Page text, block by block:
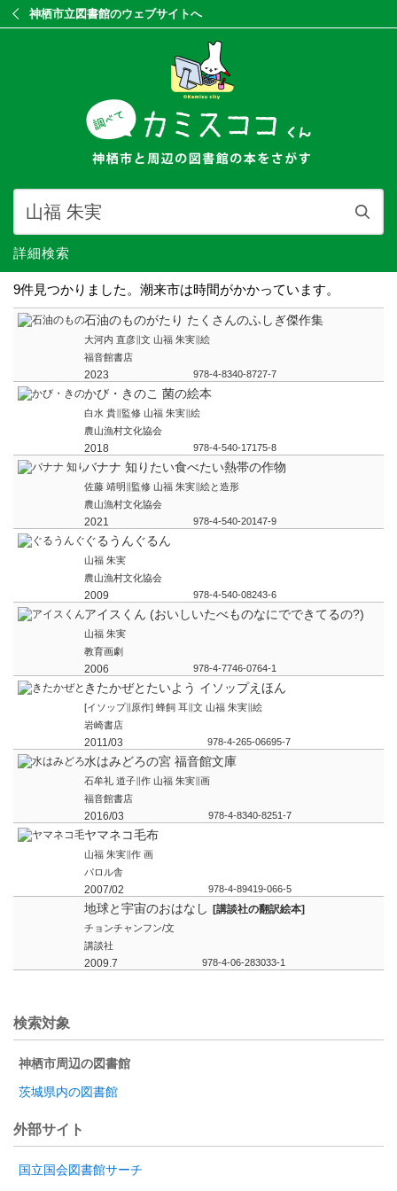
神栖市立図書館のウェブサイトへ
詳細検索
9件見つかりました。潮来市は時間がかかっています。
石油のものがたり たくさんのふしぎ傑作集
大河内 直彦∥文 山福 朱実∥絵
福音館書店
2023 978-4-8340-8727-7
かび・きのこ 菌の絵本
白水 貴∥監修 山福 朱実∥絵
農山漁村文化協会
2018 978-4-540-17175-8
バナナ 知りたい食べたい熱帯の作物
佐藤 靖明∥監修 山福 朱実∥絵と造形
農山漁村文化協会
2021 978-4-540-20147-9
ぐるうんぐるん
山福 朱実
農山漁村文化協会
2009 978-4-540-08243-6
アイスくん (おいしいたべものなにでできてるの?)
山福 朱実
教育画劇
2006 978-4-7746-0764-1
きたかぜとたいよう イソップえほん
[イソップ∥原作] 蜂飼 耳∥文 山福 朱実∥絵
岩崎書店
2011/03 978-4-265-06695-7
水はみどろの宮 福音館文庫
石牟礼 道子∥作 山福 朱実∥画
福音館書店
2016/03 978-4-8340-8251-7
ヤマネコ毛布
山福 朱実∥作 画
パロル舎
2007/02 978-4-89419-066-5
地球と宇宙のおはなし [講談社の翻訳絵本]
チョンチャンフン/文
講談社
2009.7 978-4-06-283033-1
検索対象
神栖市周辺の図書館
茨城県内の図書館
外部サイト
国立国会図書館サーチ